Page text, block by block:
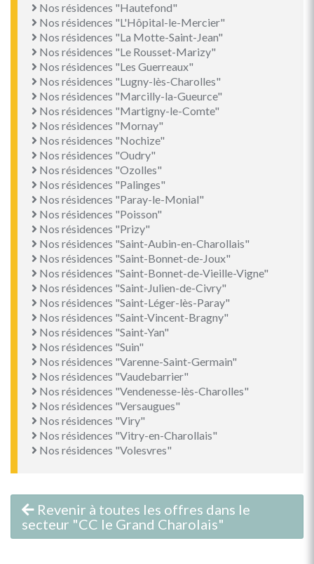
Nos résidences "Hautefond"
Nos résidences "L'Hôpital-le-Mercier"
Nos résidences "La Motte-Saint-Jean"
Nos résidences "Le Rousset-Marizy"
Nos résidences "Les Guerreaux"
Nos résidences "Lugny-lès-Charolles"
Nos résidences "Marcilly-la-Gueurce"
Nos résidences "Martigny-le-Comte"
Nos résidences "Mornay"
Nos résidences "Nochize"
Nos résidences "Oudry"
Nos résidences "Ozolles"
Nos résidences "Palinges"
Nos résidences "Paray-le-Monial"
Nos résidences "Poisson"
Nos résidences "Prizy"
Nos résidences "Saint-Aubin-en-Charollais"
Nos résidences "Saint-Bonnet-de-Joux"
Nos résidences "Saint-Bonnet-de-Vieille-Vigne"
Nos résidences "Saint-Julien-de-Civry"
Nos résidences "Saint-Léger-lès-Paray"
Nos résidences "Saint-Vincent-Bragny"
Nos résidences "Saint-Yan"
Nos résidences "Suin"
Nos résidences "Varenne-Saint-Germain"
Nos résidences "Vaudebarrier"
Nos résidences "Vendenesse-lès-Charolles"
Nos résidences "Versaugues"
Nos résidences "Viry"
Nos résidences "Vitry-en-Charollais"
Nos résidences "Volesvres"
Revenir à toutes les offres dans le
secteur "CC le Grand Charolais"